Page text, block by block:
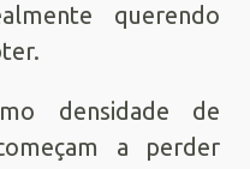
querendo
densidade de
a perder